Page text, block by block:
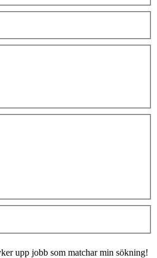
upp jobb som matchar min sökning!